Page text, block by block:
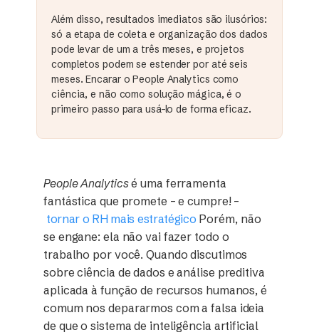
Além disso, resultados imediatos são ilusórios:
só a etapa de coleta e organização dos dados
pode levar de um a três meses, e projetos
completos podem se estender por até seis
meses. Encarar o People Analytics como
ciência, e não como solução mágica, é o
primeiro passo para usá-lo de forma eficaz.
People Analyticsé uma ferramenta
fantástica que promete – e cumpre! –
tornar o RH mais estratégico Porém, não
se engane: ela não vai fazer todo o
trabalho por você. Quando discutimos
sobre ciência de dados e análise preditiva
aplicada à função de recursos humanos, é
comum nos depararmos com a falsa ideia
de que o sistema de inteligência artificial